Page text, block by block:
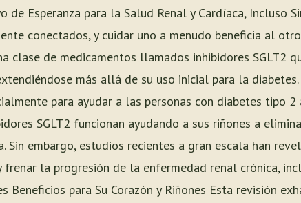
de Esperanza para la Salud Renal y Cardíaca, Incluso
conectados, y cuidar uno a menudo beneficia al
clase de medicamentos llamados inhibidores SGLT2
más allá de su uso inicial para la
para ayudar a las personas con diabetes tipo
SGLT2 funcionan ayudando a sus riñones a
Sin embargo, estudios recientes a gran escala han
la progresión de la enfermedad renal crónica,
Beneficios para Su Corazón y Riñones Esta revisión